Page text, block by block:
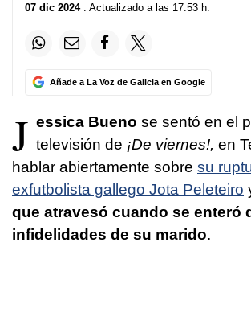
07 dic 2024. Actualizado a las 17:53 h.
Añade a La Voz de Galicia en Google
J essica Bueno se sentó en el
televisión de ¡De viernes!, en
hablar abiertamente sobre su
exfutbolista gallego Jota Peleteiro
que atravesó cuando se enteró
infidelidades de su marido.